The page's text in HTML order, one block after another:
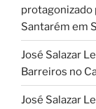
protagonizado
Santarém em
José Salazar
Barreiros no
José Salazar